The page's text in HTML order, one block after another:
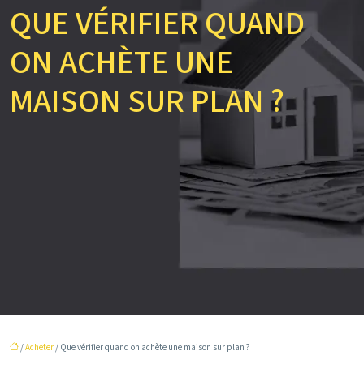
QUE VÉRIFIER QUAND
ON ACHÈTE UNE
MAISON SUR PLAN ?
/Acheter/ Que vérifier quand on achète une maison sur plan ?